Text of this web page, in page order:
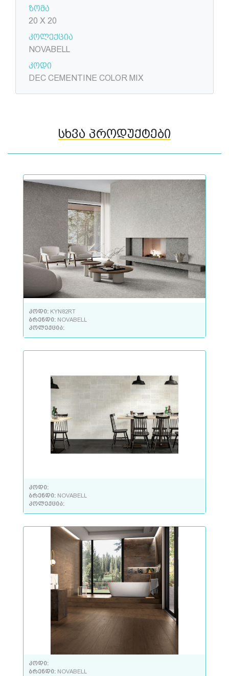
ზომა
20 X 20
კოლექცია
NOVABELL
კოდი
DEC CEMENTINE COLOR MIX
სხვა პროდუქტები
კოდი: KYN82RT
ბრენდი: NOVABELL
კოლექცია:
კოდი:
ბრენდი: NOVABELL
კოლექცია:
კოდი:
ბრენდი: NOVABELL